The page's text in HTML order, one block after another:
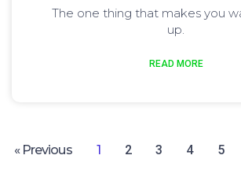
The one thing that makes you
up.
READ MORE
« Previous 1 2 3 4 5